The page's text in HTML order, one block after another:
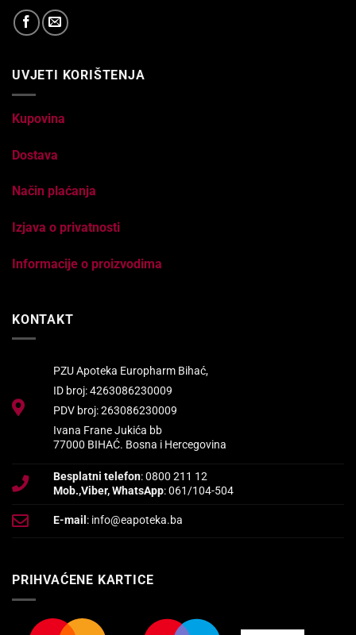
UVJETI KORIŠTENJA
Kupovina
Dostava
Način plaćanja
Izjava o privatnosti
Informacije o proizvodima
KONTAKT
PZU Apoteka Europharm Bihać,
ID broj: 4263086230009
PDV broj: 263086230009
Ivana Frane Jukića bb
77000 BIHAĆ. Bosna i Hercegovina
Besplatni telefon: 0800 211 12
Mob.,Viber, WhatsApp: 061/104-504
E-mail : info@eapoteka.ba
PRIHVAĆENE KARTICE